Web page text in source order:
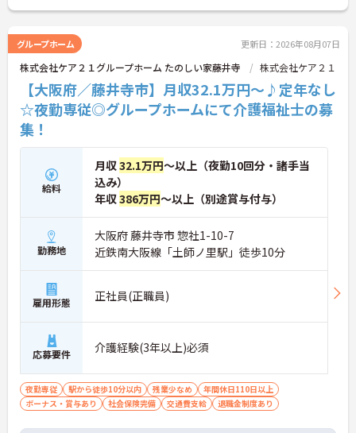
グループホーム 更新日：2026年08月07日
株式会社ケア２１グループホーム たのしい家藤井寺 株式会社ケア２１
【大阪府／藤井寺市】月収32.1万円～♪定年なし
☆夜勤専従◎グループホームにて介護福祉士の募
集！
給料
月収32.1万円～以上（夜勤10回分・諸手当
込み）
年収386万円～以上（別途賞与付与）
勤務地
大阪府 藤井寺市 惣社1-10-7
近鉄南大阪線「土師ノ里駅」徒歩10分
雇用形態 正社員(正職員)
応募要件 介護経験(3年以上)必須
夜勤専従 駅から徒歩10分以内 残業少なめ
年間休日110日以上
ボーナス・賞与あり
社会保険完備 交通費支給 退職金制度あり